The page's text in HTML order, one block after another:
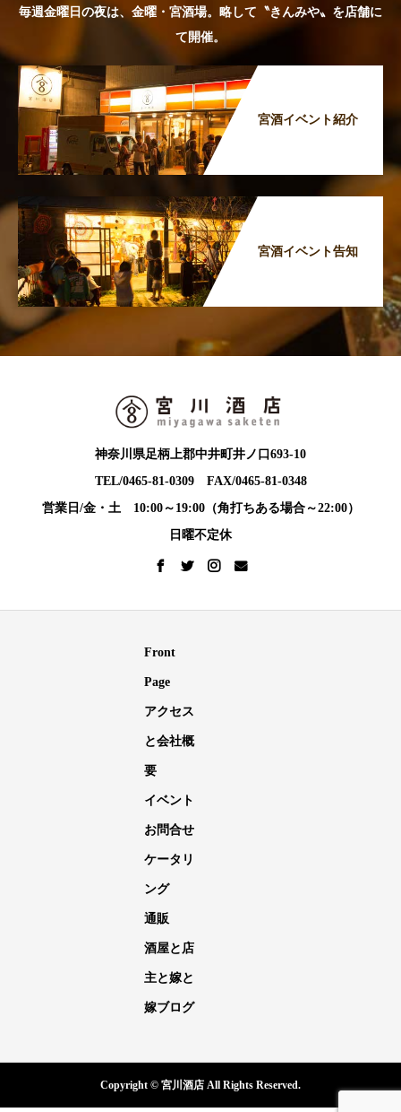
毎週金曜日の夜は、金曜・宮酒場。略して〝きんみや〟を店舗に
て開催。
宮酒イベント紹介
宮酒イベント告知
神奈川県足柄上郡中井町井ノ口693-10
TEL/0465-81-0309 FAX/0465-81-0348
営業日/金・土 10:00～19:00（角打ちある場合～22:00）
日曜不定休
Front
Page
アクセス
と会社概
要
イベント
お問合せ
ケータリ
ング
通販
酒屋と店
主と嫁と
嫁ブログ
Copyright © 宮川酒店 All Rights Reserved.